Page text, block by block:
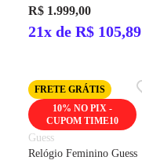
R$ 1.999,00
21x de R$ 105,89
FRETE GRÁTIS
10% NO PIX -
CUPOM TIME10
Guess
Relógio Feminino Guess